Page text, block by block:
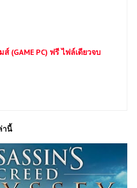
ส์ (GAME PC) ฟรี ไฟล์เดียวจบ
านี้